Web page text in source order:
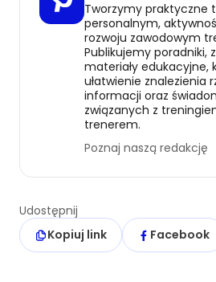
Tworzymy praktyczne
personalnym,
rozwoju zawodowym
Publikujemy poradniki,
materiały
ułatwienie znalezienia
informacji oraz
związanych z
trenerem.
Poznaj naszą redakcję
Udostępnij
Kopiuj link
Facebook